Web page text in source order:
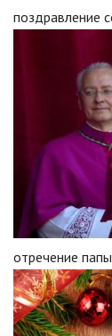
поздравление
отречение